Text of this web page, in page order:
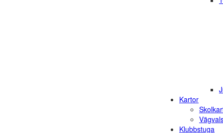
Kartor
Klubbstuga